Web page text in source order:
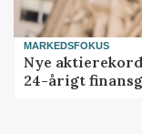
MARKEDSFOKUS
Nye
24-årigt